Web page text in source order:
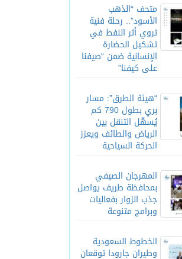
متحف “الذهب
الأسود”.. رحلة فنية
تروي أثر النفط في
تشكيل الحضارة
الإنسانية ضمن “صيفنا
على كيفنا”
“هيئة الطرق”: مسار
بري بطول 790 كم
يُسهّل التنقل بين
الرياض والطائف ويعزز
الحركة السياحية
المهرجان الصيفي
بمحافظة طريف يواصل
جذب الزوار بفعاليات
وبرامج متنوعة
الخطوط السعودية
وطيران جارودا توقعان